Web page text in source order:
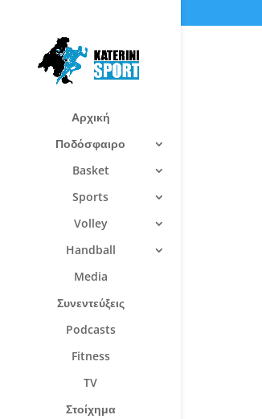
Αρχική
Ποδόσφαιρο
Basket
Sports
Volley
Handball
Media
Συνεντεύξεις
Podcasts
Fitness
TV
Στοίχημα